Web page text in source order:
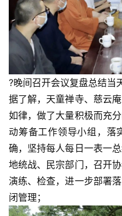
?晚间召开会议复盘总结当
据了解，天童禅寺、慈云
如律，做了大量积极而充
动筹备工作领导小组，落
确，坚持每人每日一表一
地统战、民宗部门，召开
演练、检查，进一步部署
闭管理；